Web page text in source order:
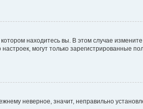
находитесь вы. В этом случае
могут только зарегистрированные
неверное, значит, неправильно